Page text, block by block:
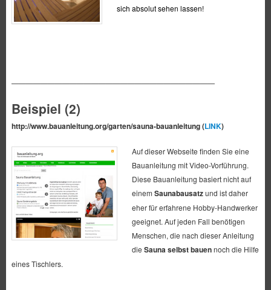
sich absolut sehen lassen!
————————————————————————————
Beispiel (2)
http://www.bauanleitung.org/garten/sauna-bauanleitung (LINK)
Auf dieser Webseite finden Sie eine
Bauanleitung mit Video-Vorführung.
Diese Bauanleitung basiert nicht auf
einem Saunabausatzund ist daher
eher für erfahrene Hobby-Handwerker
geeignet. Auf jeden Fall benötigen
Menschen, die nach dieser Anleitung
die Sauna selbst bauennoch die Hilfe
eines Tischlers.